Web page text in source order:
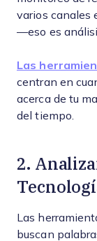
varios canales
—eso es
Las
centran en
acerca de tu
del tiempo.
2.
Las
buscan